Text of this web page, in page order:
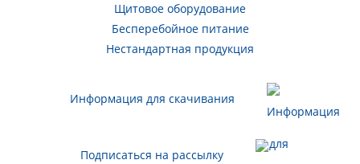
Щитовое оборудование
Бесперебойное питание
Нестандартная продукция
Информация для скачивания
Подписаться на рассылку